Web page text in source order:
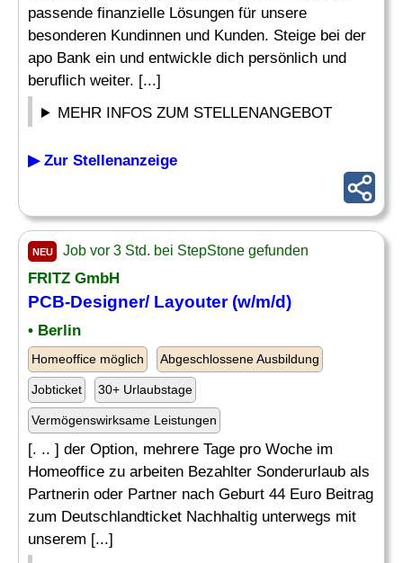
passende finanzielle Lösungen für unsere
besonderen Kundinnen und Kunden. Steige bei der
apo Bank ein und entwickle dich persönlich und
beruflich weiter. [...]
MEHR INFOS ZUM STELLENANGEBOT
▶ Zur Stellenanzeige
NEU Job vor 3 Std. bei StepStone gefunden
FRITZ GmbH
PCB-Designer/ Layouter (w/m/d)
• Berlin
Homeoffice möglich Abgeschlossene Ausbildung
Jobticket 30+ Urlaubstage
Vermögenswirksame Leistungen
[. .. ] der Option, mehrere Tage pro Woche im
Homeoffice zu arbeiten Bezahlter Sonderurlaub als
Partnerin oder Partner nach Geburt 44 Euro Beitrag
zum Deutschlandticket Nachhaltig unterwegs mit
unserem [...]